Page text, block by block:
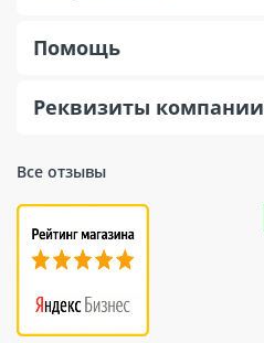
Все отзывы
Помощь
Реквизиты компании